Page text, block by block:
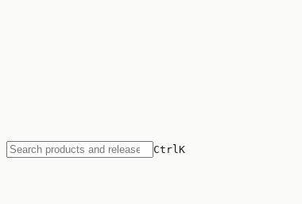
CtrlK